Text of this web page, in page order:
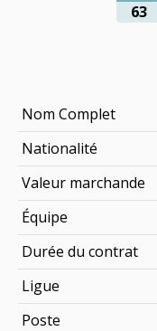
63
Nom Complet
Nationalité
Valeur marchande
Équipe
Durée du contrat
Ligue
Poste